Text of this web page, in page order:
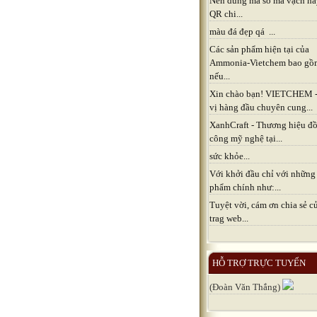
QR chi...
màu đá đẹp qá ...
Các sản phẩm hiện tại của
Ammonia-Vietchem bao
nếu...
Xin chào bạn! VIETCHEM
vị hàng đầu chuyên cung...
XanhCraft - Thương hiệu
công mỹ nghệ tại...
sức khỏe...
Với khởi đầu chỉ với những
phẩm chính như:...
Tuyệt vời, cám ơn chia sẻ
trag web...
HỖ TRỢ TRỰC TUYẾN
(Đoàn Văn Thắng)